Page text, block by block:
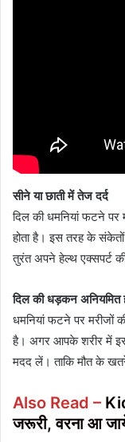
सीने या छाती में तेज दर्द
दिल की धमनियां फटने पर
होता है। इस तरह के
तुरंत अपने हेल्थ एक्सपर्ट
दिल की धड़कन अनियमित
धमनियां फटने पर मरीजों
है। अगर आपके शरीर में इस
मदद लें। ताकि मौत के
Also Read –
जरूरी, वरना आ